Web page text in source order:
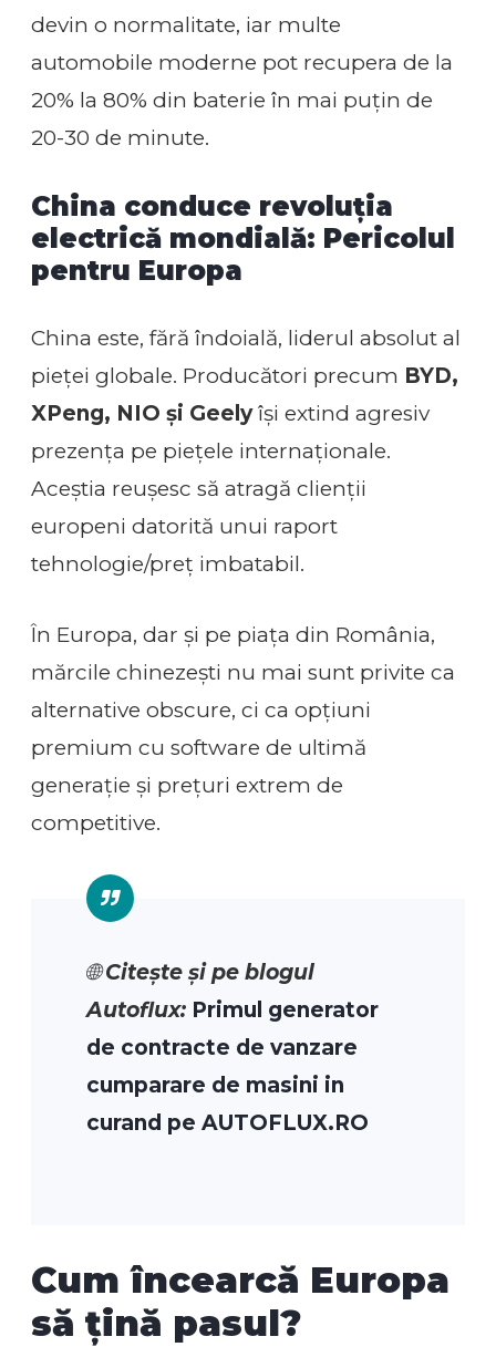
devin o normalitate, iar multe
automobile moderne pot recupera de la
20% la 80% din baterie în mai puțin de
20-30 de minute.
China conduce revoluția
electrică mondială: Pericolul
pentru Europa
China este, fără îndoială, liderul absolut al
pieței globale. Producători precum BYD,
XPeng, NIO și Geelyîși extind agresiv
prezența pe piețele internaționale.
Aceștia reușesc să atragă clienții
europeni datorită unui raport
tehnologie/preț imbatabil.
În Europa, dar și pe piața din România,
mărcile chinezești nu mai sunt privite ca
alternative obscure, ci ca opțiuni
premium cu software de ultimă
generație și prețuri extrem de
competitive.
🌐Citește și pe blogul
Autoflux: Primul generator
de contracte de vanzare
cumparare de masini in
curand pe AUTOFLUX.RO
Cum încearcă Europa
să țină pasul?